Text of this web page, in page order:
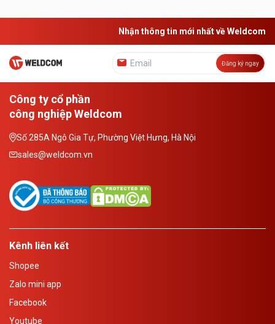
Nhận thông tin mới nhất về Weldcom
Đăng ký ngay
Công ty cổ phần
công nghiệp Weldcom
Số 285A Ngô Gia Tự, Phường Việt Hưng, Hà Nội
sales@weldcom.vn
Kênh liên kết
Shopee
Zalo mini app
Facebook
Youtube